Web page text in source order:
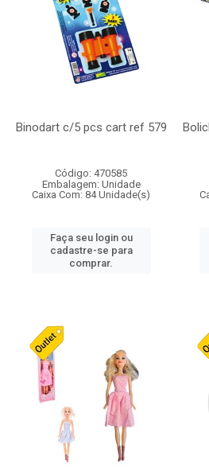
Binodart c/5 pcs cart ref 579
Código: 470585
Embalagem: Unidade
Caixa Com: 84 Unidade(s)
Faça seu login ou
cadastre-se para
comprar.